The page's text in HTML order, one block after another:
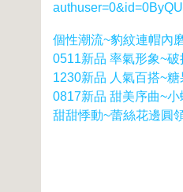
個性潮流~豹紋連帽內
0511新品 率氣形象~
1230新品 人氣百搭~
0817新品 甜美序曲~
甜甜悸動~蕾絲花邊圓